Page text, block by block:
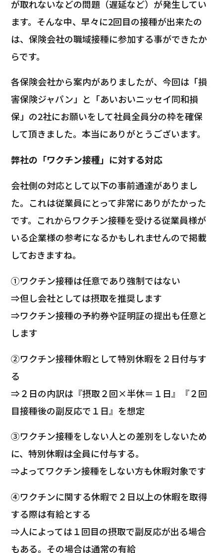
が取れないなどの問題（遅延など）が発生してい
ます。そんな中、早々に2回目の接種が出来たの
は、保険会社の職域接種に参加する事ができたか
らです。
各保険会社から案内がありましたが、今回は「損
害保険ジャパン」と「あいおいニッセイ同和損
保」の2社にお願いをして社員全員分の枠を確保
して頂きました。本当にありがとうございます。
弊社の「ワクチン接種」に対する対応
会社側の対応として以下の事前通達がありまし
た。これは従業員にとって非常にありがたかった
です。これからワクチン接種を受ける従業員様が
いる企業様の参考になるかもしれませんので掲載
しておきますね。
①ワクチン接種は任意であり強制ではない
⇒但し会社としては摂取を推奨します
⇒ワクチン接種の予約券や証明証の提出も任意と
します
②ワクチン接種休暇として特別休暇を２日付与す
る
⇒２日の内訳は『摂取２回×半休＝１日』『２回
目接種後の副反応で１日』を想定
③ワクチン接種をしない人との差別をしないため
に、特別休暇は全員に付与する。
⇒よってワクチン接種をしない方も休暇対象です
④ワクチンに関する休暇で２日以上の休暇を取得
する際は有給とする
⇒人によっては１回目の摂取で副反応が出る場合
もある。その場合は通常の有給